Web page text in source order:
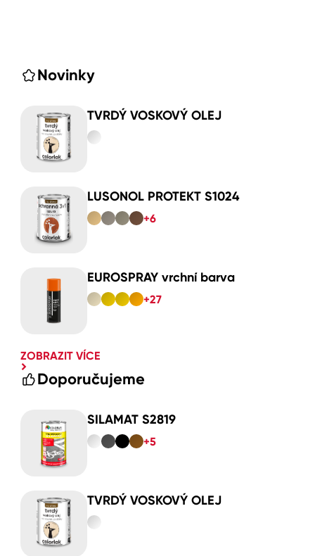
Novinky
TVRDÝ VOSKOVÝ OLEJ
LUSONOL PROTEKT S1024
+6
EUROSPRAY vrchní barva
+27
ZOBRAZIT VÍCE
Doporučujeme
SILAMAT S2819
+5
TVRDÝ VOSKOVÝ OLEJ